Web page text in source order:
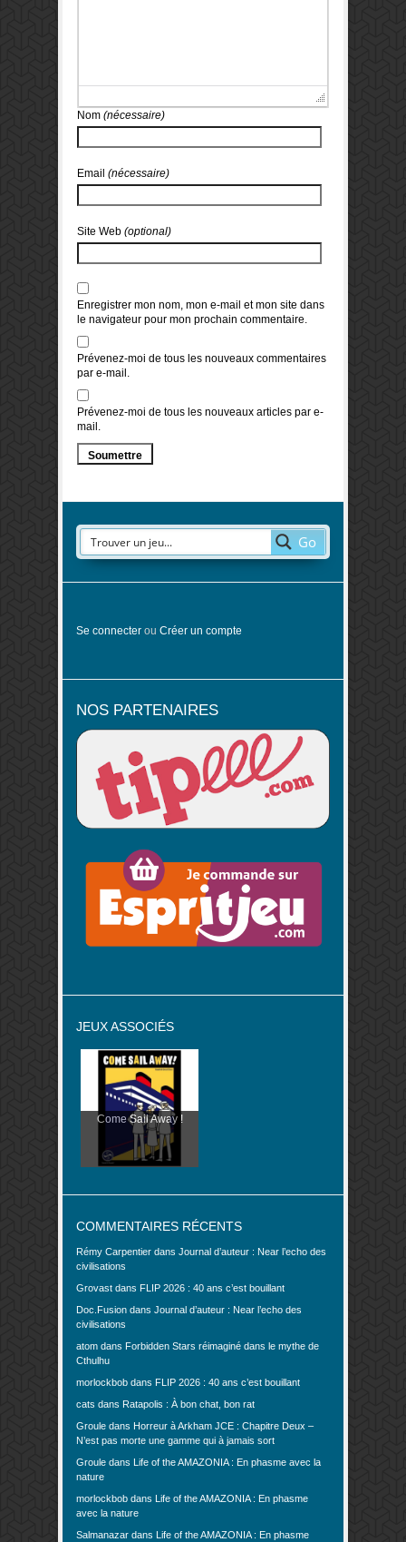
Nom (nécessaire)
Email (nécessaire)
Site Web (optional)
Enregistrer mon nom, mon e-mail et mon site dans
le navigateur pour mon prochain commentaire.
Prévenez-moi de tous les nouveaux commentaires
par e-mail.
Prévenez-moi de tous les nouveaux articles par e-
mail.
Go
Se connecter ou Créer un compte
NOS PARTENAIRES
JEUX ASSOCIÉS
Come Sail Away !
COMMENTAIRES RÉCENTS
Rémy Carpentier dans Journal d’auteur : Near l’echo des
civilisations
Grovast dans FLIP 2026 : 40 ans c’est bouillant
Doc.Fusion dans Journal d’auteur : Near l’echo des
civilisations
atom dans Forbidden Stars réimaginé dans le mythe de
Cthulhu
morlockbob dans FLIP 2026 : 40 ans c’est bouillant
cats dans Ratapolis : À bon chat, bon rat
Groule dans Horreur à Arkham JCE : Chapitre Deux –
N’est pas morte une gamme qui à jamais sort
Groule dans Life of the AMAZONIA : En phasme avec la
nature
morlockbob dans Life of the AMAZONIA : En phasme
avec la nature
Salmanazar dans Life of the AMAZONIA : En phasme